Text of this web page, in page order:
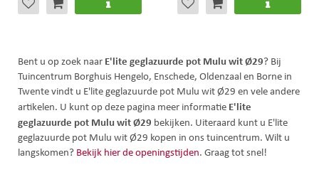
Bent u op zoek naar E'lite geglazuurde pot Mulu wit Ø29? Bij
Tuincentrum Borghuis Hengelo, Enschede, Oldenzaal en Borne in
Twente vindt u E'lite geglazuurde pot Mulu wit Ø29 en vele andere
artikelen. U kunt op deze pagina meer informatie E'lite
geglazuurde pot Mulu wit Ø29 bekijken. Uiteraard kunt u E'lite
geglazuurde pot Mulu wit Ø29 kopen in ons tuincentrum. Wilt u
langskomen? Bekijk hier de openingstijden. Graag tot snel!